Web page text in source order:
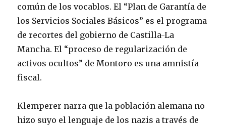
común de los vocablos. El “Plan de Garantía de
los Servicios Sociales Básicos” es el programa
de recortes del gobierno de Castilla-La
Mancha. El “proceso de regularización de
activos ocultos” de Montoro es una amnistía
fiscal.
Klemperer narra que la población alemana no
hizo suyo el lenguaje de los nazis a través de